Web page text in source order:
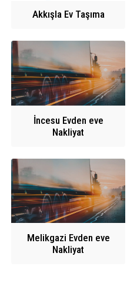
Akkışla Ev Taşıma
İncesu Evden eve
Nakliyat
Melikgazi Evden eve
Nakliyat